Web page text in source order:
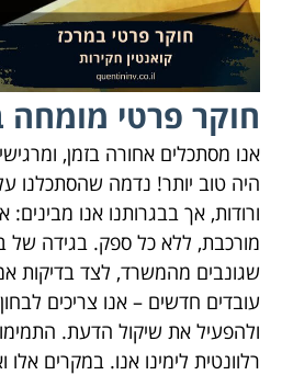
חוקר פרטי
אנו מסתכלים אחורה בזמן,
היה טוב יותר! נדמה שהסתכלנו
ורודות, אך בבגרותנו אנו מבינים:
מורכבת, ללא כל ספק. בגידה של
שגונבים מהמשרד, לצד בדיקות
עובדים חדשים – אנו צריכים
ולהפעיל את שיקול הדעת.
רלוונטית לימינו אנו. במקרים